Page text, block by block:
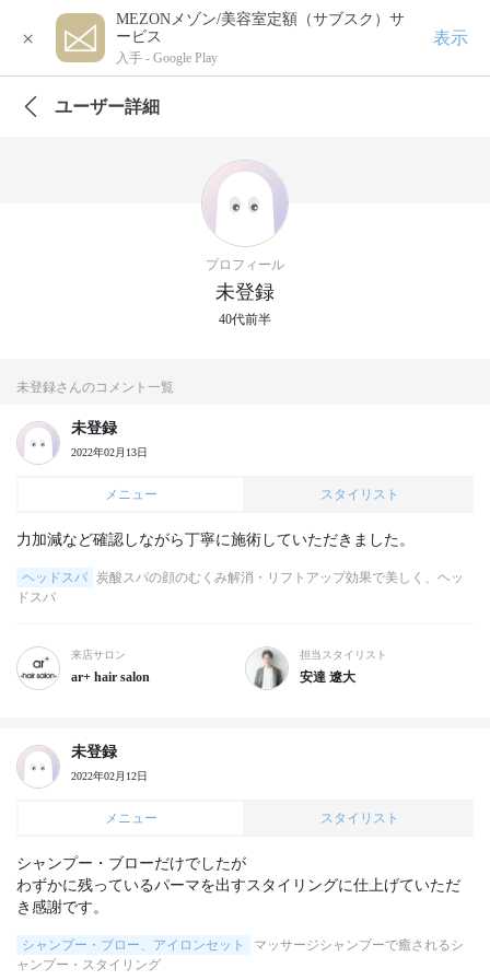
×
MEZONメゾン/美容室定額（サブスク）サ
ービス
入手 - Google Play
表示
ユーザー詳細
プロフィール
未登録
40代前半
未登録さんのコメント一覧
未登録
2022年02月13日
メニュー スタイリスト
力加減など確認しながら丁寧に施術していただきました。
ヘッドスパ 炭酸スパの顔のむくみ解消・リフトアップ効果で美しく、ヘッ
ドスパ
来店サロン
ar+ hair salon
担当スタイリスト
安達 遼大
未登録
2022年02月12日
メニュー スタイリスト
シャンプー・ブローだけでしたが
わずかに残っているパーマを出すスタイリングに仕上げていただ
き感謝です。
シャンプー・ブロー、アイロンセット
マッサージシャンプーで癒されるシ
ャンプー・スタイリング